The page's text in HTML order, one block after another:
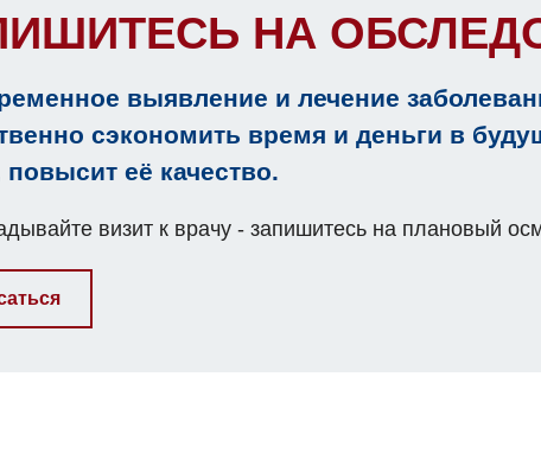
НА
выявление и лечение
сэкономить время и деньги в
её качество.
визит к врачу - запишитесь на плановый